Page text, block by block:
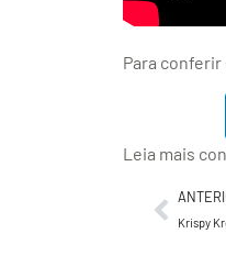
Para conferir
Leia mais